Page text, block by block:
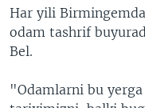
Har yili
odam tashrif
Bel.
"Odamlarni bu